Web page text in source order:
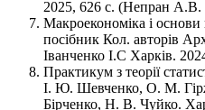
2025, 626 с. (Непран А.В.
Макроекономіка і основи
посібник Кол. авторів
Іванченко І.С Харків.
Практикум з теорії
І. Ю. Шевченко, О. М.
Бірченко, Н. В. Чуйко.